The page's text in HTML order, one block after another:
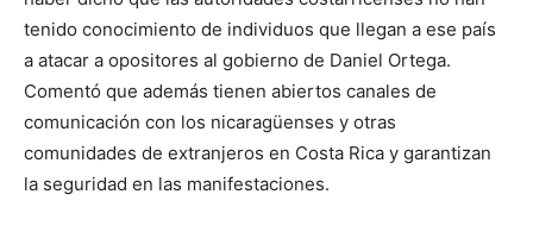
tenido conocimiento de individuos que llegan a ese país
a atacar a opositores al gobierno de Daniel Ortega.
Comentó que además tienen abiertos canales de
comunicación con los nicaragüenses y otras
comunidades de extranjeros en Costa Rica y garantizan
la seguridad en las manifestaciones.